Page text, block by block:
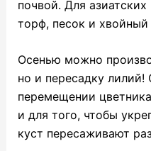
почвой. Для
торф, песок и
Осенью можно
но и пересадку
перемещении
и для того, чтобы
куст пересаживают